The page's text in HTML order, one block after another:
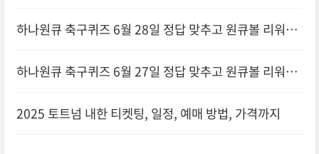
하나원큐 축구퀴즈 6월 28일 정답 맞추고 원큐볼 리워드
하나원큐 축구퀴즈 6월 27일 정답 맞추고 원큐볼 리워드
2025 토트넘 내한 티켓팅, 일정, 예매 방법, 가격까지